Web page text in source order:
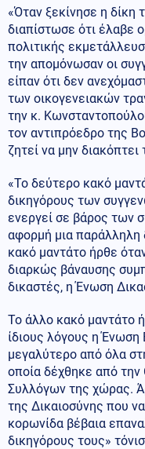
«Όταν ξεκίνησε η δίκη
διαπίστωσε ότι έλαβε
πολιτικής
την απομόνωσαν οι
είπαν ότι δεν
των οικογενειακών
την κ.
τον αντιπρόεδρο της
ζητεί να μην
«Το δεύτερο κακό
δικηγόρους των
ενεργεί σε βάρος των
αφορμή μια παράλληλη
κακό μαντάτο ήρθε
διαρκώς βάναυσης
δικαστές, η Ένωση
Το άλλο κακό μαντάτο
ίδιους λόγους η
μεγαλύτερο από όλα
οποία δέχθηκε από
Συλλόγων της χώρας.
της Δικαιοσύνης που
κορωνίδα βέβαια
δικηγόρους τους»